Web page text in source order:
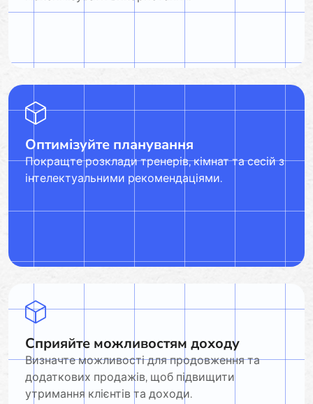
Оптимізуйте планування
Покращте розклади тренерів, кімнат та сесій з
інтелектуальними рекомендаціями.
Сприяйте можливостям доходу
Визначте можливості для продовження та
додаткових продажів, щоб підвищити
утримання клієнтів та доходи.